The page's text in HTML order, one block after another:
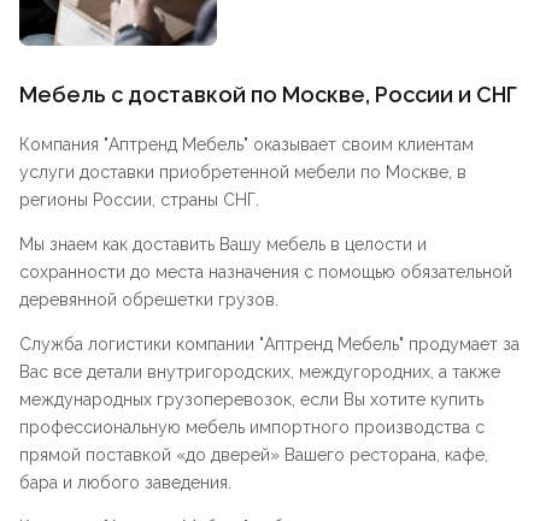
Мебель с доставкой по Москве, России и СНГ
Компания "Аптренд Мебель" оказывает своим клиентам
услуги доставки приобретенной мебели по Москве, в
регионы России, страны СНГ.
Мы знаем как доставить Вашу мебель в целости и
сохранности до места назначения с помощью обязательной
деревянной обрешетки грузов.
Служба логистики компании "Аптренд Мебель" продумает за
Вас все детали внутригородских, междугородних, а также
международных грузоперевозок, если Вы хотите купить
профессиональную мебель импортного производства с
прямой поставкой «до дверей» Вашего ресторана, кафе,
бара и любого заведения.